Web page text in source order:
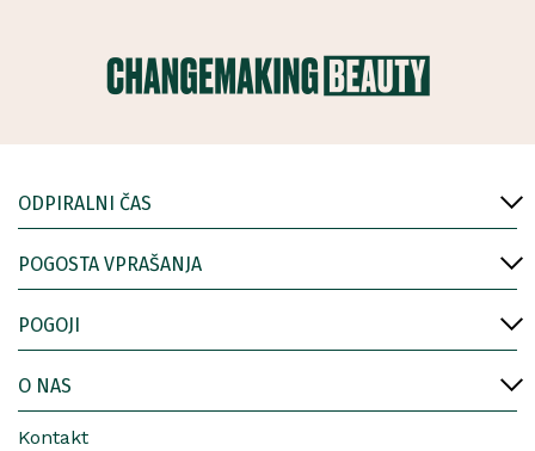
ODPIRALNI ČAS
POGOSTA VPRAŠANJA
POGOJI
O NAS
Kontakt